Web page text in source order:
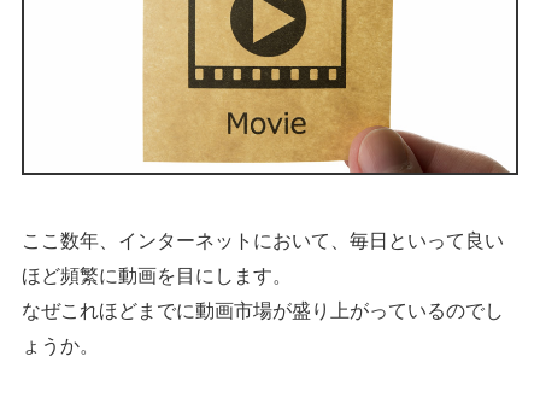
ここ数年、インターネットにおいて、毎日といって良い
ほど頻繁に動画を目にします。
なぜこれほどまでに動画市場が盛り上がっているのでし
ょうか。